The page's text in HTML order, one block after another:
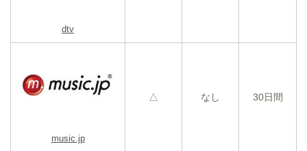
dtv
music.jp
△ なし 30日間